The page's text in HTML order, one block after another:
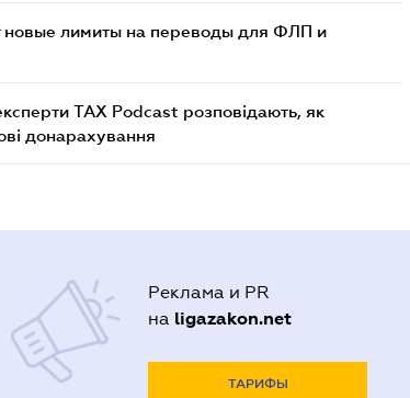
новые лимиты на переводы для ФЛП и
TAX Podcast розповідають, як
донарахування
Реклама и PR
на ligazakon.net
ТАРИФЫ